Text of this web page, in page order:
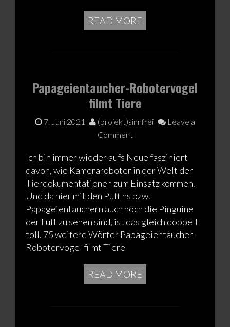
READ MORE
Papageientaucher-Robotervogel
filmt Tiere
7. Juni 2021 (projekt)sinnfrei
Leave a
Comment
Ich bin immer wieder aufs Neue fasziniert
davon, wie Kameraroboter in der Welt der
Tierdokumentationen zum Einsatz kommen.
Und da hier mit den Puffins bzw.
Papageientauchern auch noch die Pinguine
der Luft zu sehen sind, ist das gleich doppelt
toll. 75 weitere Wörter Papageientaucher-
Robotervogel filmt Tiere
READ MORE